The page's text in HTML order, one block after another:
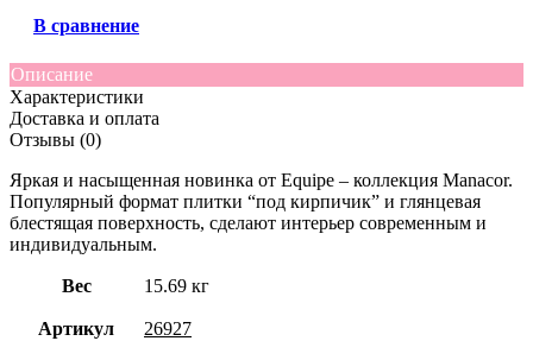
В сравнение
Описание
Характеристики
Доставка и оплата
Отзывы (0)
Яркая и насыщенная новинка от Equipe – коллекция Manacor.
Популярный формат плитки “под кирпичик” и глянцевая
блестящая поверхность, сделают интерьер современным и
индивидуальным.
Вес 15.69 кг
Артикул 26927